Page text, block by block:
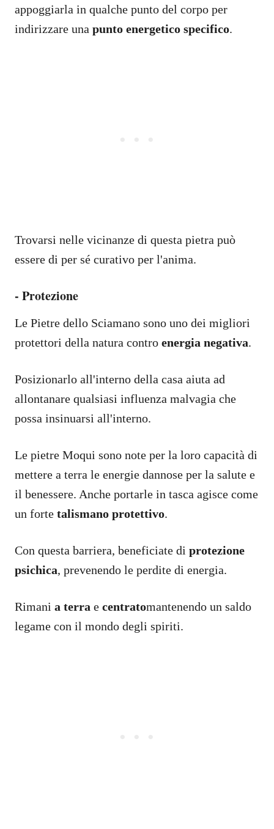
appoggiarla in qualche punto del corpo per
indirizzare una punto energetico specifico.
Trovarsi nelle vicinanze di questa pietra può
essere di per sé curativo per l'anima.
- Protezione
Le Pietre dello Sciamano sono uno dei migliori
protettori della natura contro energia negativa.
Posizionarlo all'interno della casa aiuta ad
allontanare qualsiasi influenza malvagia che
possa insinuarsi all'interno.
Le pietre Moqui sono note per la loro capacità di
mettere a terra le energie dannose per la salute e
il benessere. Anche portarle in tasca agisce come
un forte talismano protettivo.
Con questa barriera, beneficiate di protezione
psichica, prevenendo le perdite di energia.
Rimani a terra e centratomantenendo un saldo
legame con il mondo degli spiriti.